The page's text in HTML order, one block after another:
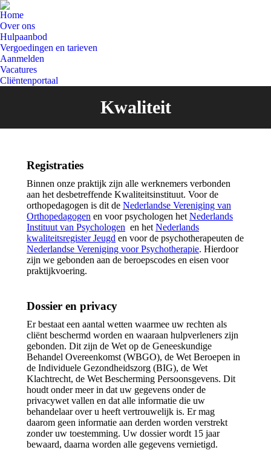
Home
Over ons
Hulpaanbod
Vergoedingen en tarieven
Aanmelden
Vacatures
Cliëntenportaal
Kwaliteit
Registraties
Binnen onze praktijk zijn alle werknemers verbonden
aan het desbetreffende Kwaliteitsinstituut. Voor de
orthopedagogen is dit de Nederlandse Vereniging van
Orthopedagogen en voor psychologen het Nederlands
Instituut van Psychologen en het Nederlands
kwaliteitsregister Jeugd en voor de psychotherapeuten de
Nederlandse Vereniging voor Psychotherapie. Hierdoor
zijn we gebonden aan de beroepscodes en eisen voor
praktijkvoering.
Dossier en privacy
Er bestaat een aantal wetten waarmee uw rechten als
cliënt beschermd worden en waaraan hulpverleners zijn
gebonden. Dit zijn de Wet op de Geneeskundige
Behandel Overeenkomst (WBGO), de Wet Beroepen in
de Individuele Gezondheidszorg (BIG), de Wet
Klachtrecht, de Wet Bescherming Persoonsgevens. Dit
houdt onder meer in dat uw gegevens onder de
privacywet vallen en dat alle informatie die uw
behandelaar over u heeft vertrouwelijk is. Er mag
daarom geen informatie aan derden worden verstrekt
zonder uw toestemming. Uw dossier wordt 15 jaar
bewaard, daarna worden alle gegevens vernietigd.